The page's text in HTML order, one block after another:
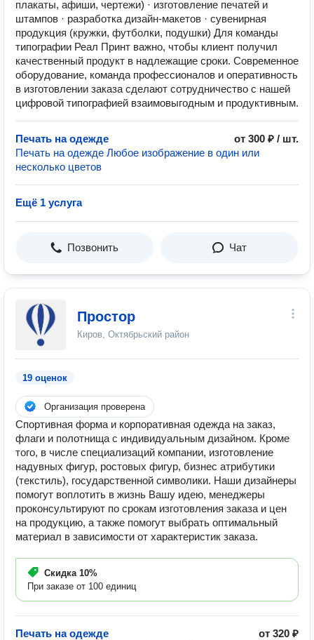
плакаты, афиши, чертежи) · изготовление печатей и
штампов · разработка дизайн-макетов · сувенирная
продукция (кружки, футболки, подушки) Для команды
типографии Реал Принт важно, чтобы клиент получил
качественный продукт в надлежащие сроки. Современное
оборудование, команда профессионалов и оперативность
в изготовлении заказа сделают сотрудничество с нашей
цифровой типографией взаимовыгодным и продуктивным.
Печать на одежде
от 300 ₽ / шт.
Печать на одежде Любое изображение в один или
несколько цветов
Ещё 1 услуга
Позвонить Чат
Простор
Киров, Октябрьский район
19 оценок
Организация проверена
Спортивная форма и корпоративная одежда на заказ,
флаги и полотнища с индивидуальным дизайном. Кроме
того, в числе специализаций компании, изготовление
надувных фигур, ростовых фигур, бизнес атрибутики
(текстиль), государственной символики. Наши дизайнеры
помогут воплотить в жизнь Вашу идею, менеджеры
проконсультируют по срокам изготовления заказа и цен
на продукцию, а также помогут выбрать оптимальный
материал в зависимости от характеристик заказа.
Скидка 10%
При заказе от 100 единиц
Печать на одежде
от 320 ₽